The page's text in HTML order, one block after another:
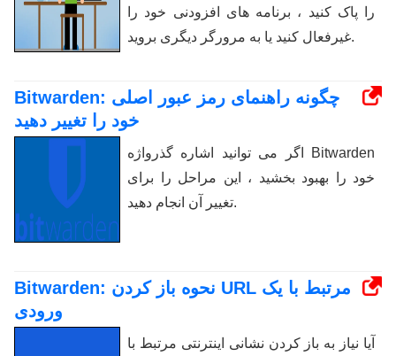
را پاک کنید ، برنامه های افزودنی خود را
غیرفعال کنید یا به مرورگر دیگری بروید.
Bitwarden: چگونه راهنمای رمز عبور اصلی
خود را تغییر دهید
اگر می توانید اشاره گذرواژه Bitwarden
خود را بهبود بخشید ، این مراحل را برای
تغییر آن انجام دهید.
Bitwarden: نحوه باز کردن URL مرتبط با یک
ورودی
آیا نیاز به باز کردن نشانی اینترنتی مرتبط با